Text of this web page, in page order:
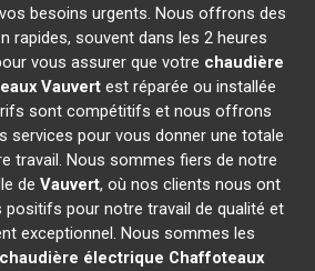
besoins urgents. Nous offrons des
rapides, souvent dans les 2 heures
vous assurer que votre chaudière
Vauvert est réparée ou installée
sont compétitifs et nous offrons
services pour vous donner une totale
travail. Nous sommes fiers de notre
deVauvert, où nos clients nous ont
positifs pour notre travail de qualité et
exceptionnel. Nous sommes les
chaudière électrique Chaffoteaux